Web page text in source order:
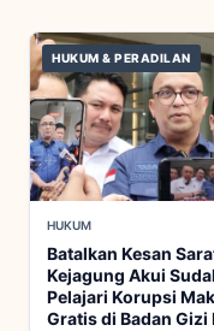
HUKUM & PERADILAN
HUKUM
Batalkan Kesan
Kejagung Akui
Pelajari Korupsi
Gratis di Badan Gizi